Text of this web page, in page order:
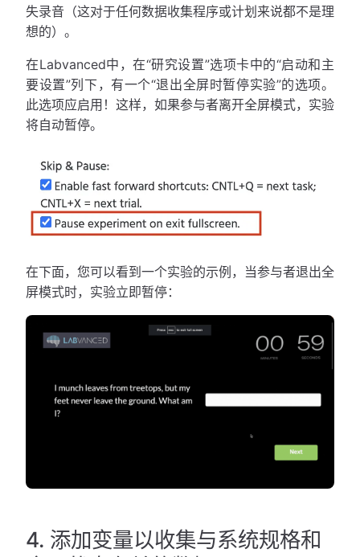
失录音（这对于任何数据收集程序或计划来说都不是理
想的）。
在Labvanced中，在“研究设置”选项卡中的“启动和主
要设置”列下，有一个“退出全屏时暂停实验”的选项。
此选项应启用！这样，如果参与者离开全屏模式，实验
将自动暂停。
在下面，您可以看到一个实验的示例，当参与者退出全
屏模式时，实验立即暂停：
4. 添加变量以收集与系统规格和